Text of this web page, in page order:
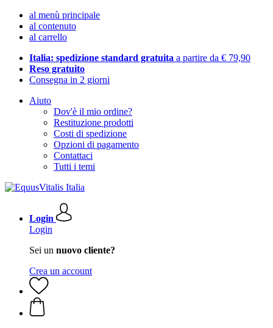
al menù principale
al contenuto
al carrello
Italia: spedizione standard gratuita a partire da € 79,90
Reso gratuito
Consegna in 2 giorni
Aiuto
Dov'è il mio ordine?
Restituzione prodotti
Costi di spedizione
Opzioni di pagamento
Contattaci
Tutti i temi
Login
Login
Sei un nuovo cliente?
Crea un account